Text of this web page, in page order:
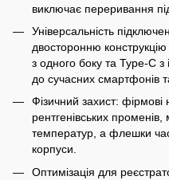
виключає переривання
Універсальність
двосторонню
з одного боку та Type-C
до сучасних смартфонів
Фізичний захист: фірмові
рентгенівських променів,
температур, а флешки
корпуси.
Оптимізація для